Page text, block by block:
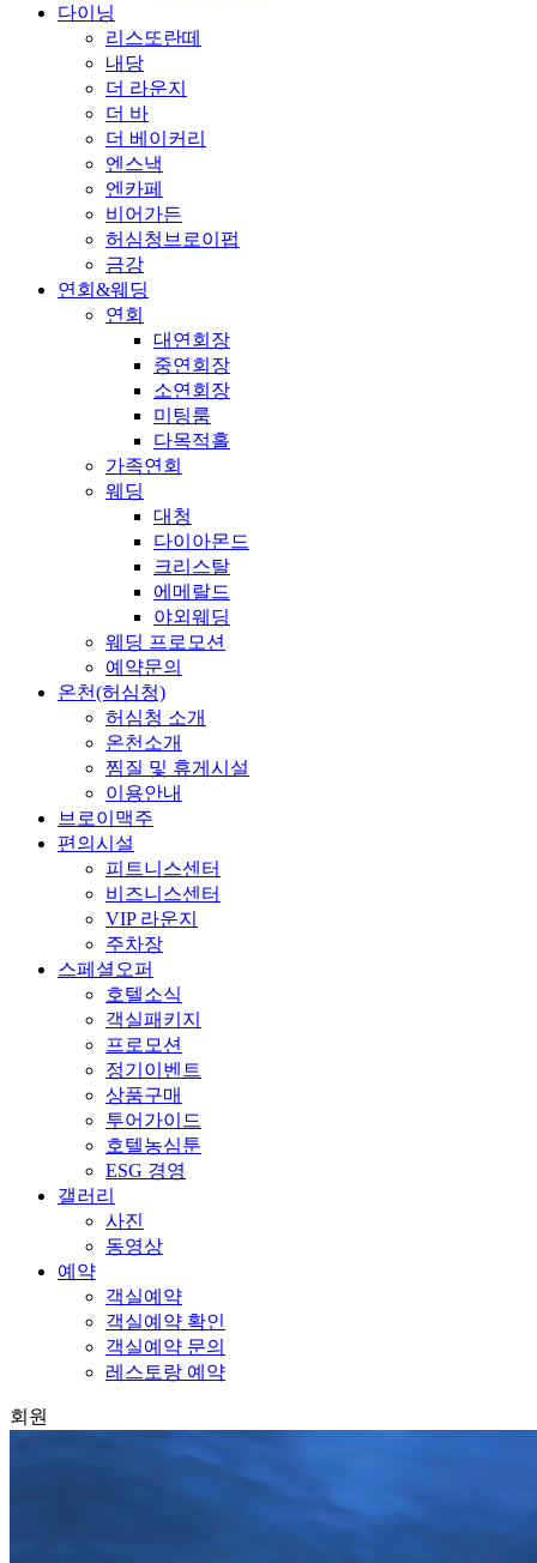
다이닝
리스또란떼
내당
더 라운지
더 바
더 베이커리
엔스낵
엔카페
비어가든
허심청브로이펍
금강
연회&웨딩
연회
대연회장
중연회장
소연회장
미팅룸
다목적홀
가족연회
웨딩
대청
다이아몬드
크리스탈
에메랄드
야외웨딩
웨딩 프로모션
예약문의
온천(허심청)
허심청 소개
온천소개
찜질 및 휴게시설
이용안내
브로이맥주
편의시설
피트니스센터
비즈니스센터
VIP 라운지
주차장
스페셜오퍼
호텔소식
객실패키지
프로모션
정기이벤트
상품구매
투어가이드
호텔농심툰
ESG 경영
갤러리
사진
동영상
예약
객실예약
객실예약 확인
객실예약 문의
레스토랑 예약
회원